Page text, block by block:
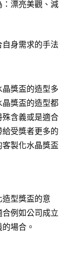
漂亮美觀、減
身需求的手法
獎盃的造型多
獎盃的造型都
含義或是適合
受獎者更多的
製化水晶獎盃
型獎盃的意
例如公司成立
場合。